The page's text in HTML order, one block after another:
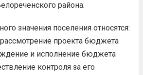
района.
значения поселения относятся:
проекта бюджета
и исполнение бюджета
контроля за его